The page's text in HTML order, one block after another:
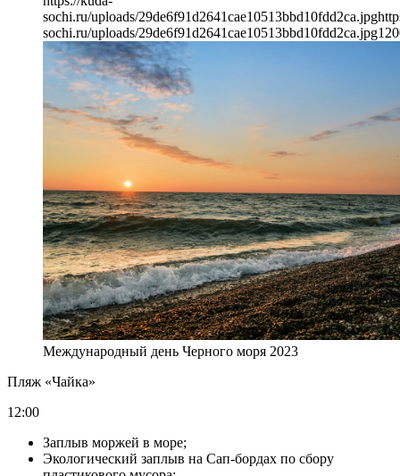
sochi.ru/uploads/29de6f91d2641cae10513bbd10fdd2ca.jpg
sochi.ru/uploads/29de6f91d2641cae10513bbd10fdd2ca.jpg
Международный день Черного моря 2023
Пляж «Чайка»
12:00
Заплыв моржей в море;
Экологический заплыв на Сап-бордах по сбору